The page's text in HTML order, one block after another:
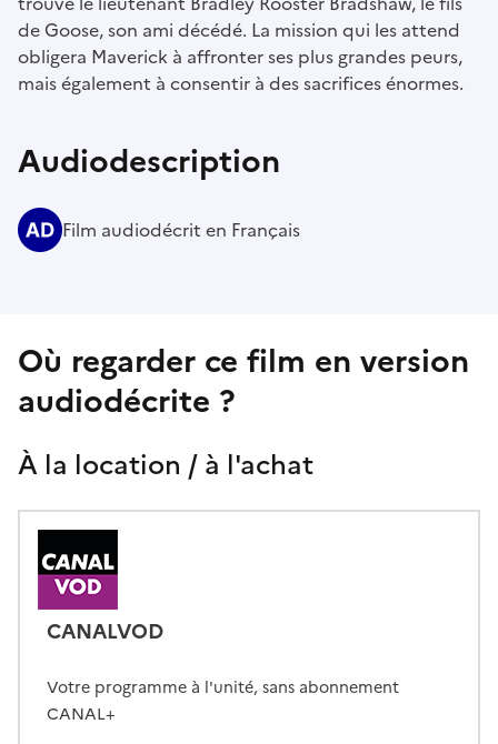
de Goose, son ami décédé. La mission qui les attend
obligera Maverick à affronter ses plus grandes peurs,
mais également à consentir à des sacrifices énormes.
Audiodescription
Film audiodécrit en Français
Où regarder ce film en version
audiodécrite ?
À la location / à l'achat
CANALVOD
Votre programme à l'unité, sans abonnement
CANAL+